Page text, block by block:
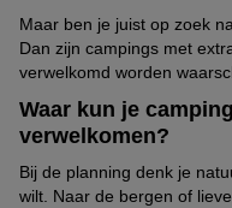
Maar ben je juist op zoek
Dan zijn campings met
verwelkomd worden
Waar kun je
verwelkomen?
Bij de planning denk je
wilt. Naar de bergen of